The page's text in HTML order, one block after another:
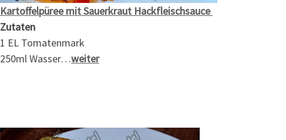
Kartoffelpüree mit Sauerkraut Hackfleischsauce
Zutaten
1 EL Tomatenmark
250ml Wasser…weiter